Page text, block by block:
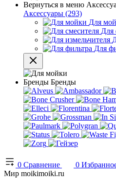
Вернуться в меню
Аксессуары (293)
Для
Для
Для
Бренды Бренды
0 Сравнение 0
Мир moikimoiki.ru